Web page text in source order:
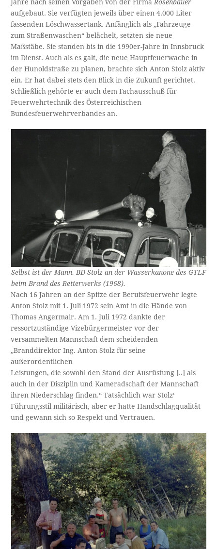
Jahre nach seinen Vorgaben von der Firma Rosenbauer
aufgebaut. Sie verfügten jeweils über einen 4.000 Liter
fassenden Löschwassertank. Anfänglich als „Fahrzeuge
zum Straßenwaschen“ belächelt, setzten sie neue
Maßstäbe. Sie standen bis in die 1990er-Jahre in Innsbruck
im Dienst. Auch als es galt, die neue Hauptfeuerwache in
der Hunoldstraße zu planen, brachte sich Anton Stolz aktiv
ein. Er hat dabei stets den Blick in die Zukunft gerichtet.
Schließlich gehörte er auch dem Fachausschuß für
Feuerwehrtechnik des Österreichischen
Bundesfeuerwehrverbandes an.
Selbst ist der Mann. BD Stolz an der Wasserkanone des GTLF
beim Brand des Retterwerks (1968).
Nach 16 Jahren an der Spitze der Berufsfeuerwehr legte
Anton Stolz mit 1. Juli 1972 sein Amt in die Hände von
Thomas Angermair. Am 1. Juli 1972 dankte der
ressortzuständige Vizebürgermeister vor der
versammelten Mannschaft dem scheidenden
„Branddirektor Ing. Anton Stolz für seine
außerordentlichen
Leistungen, die sowohl den Stand der Ausrüstung [..] als
auch in der Disziplin und Kameradschaft der Mannschaft
ihren Niederschlag finden.“ Tatsächlich war Stolz‘
Führungsstil militärisch, aber er hatte Handschlagqualität
und gewann sich so Respekt und Vertrauen.